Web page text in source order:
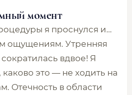
момент
я проснулся и…
ощущениям. Утренняя
сократилась вдвое! Я
это — не ходить на
Отечность в области